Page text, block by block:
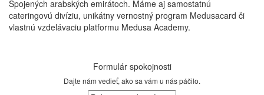
Spojených arabských emirátoch. Máme aj samostatnú
cateringovú divíziu, unikátny vernostný program Medusacard či
vlastnú vzdelávaciu platformu Medusa Academy.
Formulár spokojnosti
Dajte nám vedieť, ako sa vám u nás páčilo.